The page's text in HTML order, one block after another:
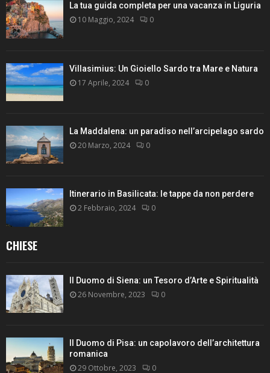
La tua guida completa per una vacanza in Liguria
10 Maggio, 2024 0
Villasimius: Un Gioiello Sardo tra Mare e Natura
17 Aprile, 2024 0
La Maddalena: un paradiso nell’arcipelago sardo
20 Marzo, 2024 0
Itinerario in Basilicata: le tappe da non perdere
2 Febbraio, 2024 0
CHIESE
Il Duomo di Siena: un Tesoro d’Arte e Spiritualità
26 Novembre, 2023 0
Il Duomo di Pisa: un capolavoro dell’architettura
romanica
29 Ottobre, 2023 0